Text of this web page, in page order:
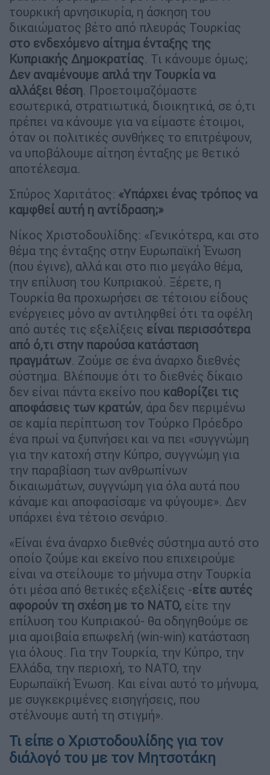
τουρκική αρνησικυρία, η άσκηση του
δικαιώματος βέτο από πλευράς Τουρκίας
στο ενδεχόμενο αίτημα ένταξης της
Κυπριακής Δημοκρατίας. Τι κάνουμε όμως;
Δεν αναμένουμε απλά την Τουρκία να
αλλάξει θέση. Προετοιμαζόμαστε
εσωτερικά, στρατιωτικά, διοικητικά, σε ό,τι
πρέπει να κάνουμε για να είμαστε έτοιμοι,
όταν οι πολιτικές συνθήκες το επιτρέψουν,
να υποβάλουμε αίτηση ένταξης με θετικό
αποτέλεσμα.
Σπύρος Χαριτάτος: «Υπάρχει ένας τρόπος να
καμφθεί αυτή η αντίδραση;»
Νίκος Χριστοδουλίδης: «Γενικότερα, και στο
θέμα της ένταξης στην Ευρωπαϊκή Ένωση
(που έγινε), αλλά και στο πιο μεγάλο θέμα,
την επίλυση του Κυπριακού. Ξέρετε, η
Τουρκία θα προχωρήσει σε τέτοιου είδους
ενέργειες μόνο αν αντιληφθεί ότι τα οφέλη
από αυτές τις εξελίξεις είναι περισσότερα
από ό,τι στην παρούσα κατάσταση
πραγμάτων. Ζούμε σε ένα άναρχο διεθνές
σύστημα. Βλέπουμε ότι το διεθνές δίκαιο
δεν είναι πάντα εκείνο που καθορίζει τις
αποφάσεις των κρατών, άρα δεν περιμένω
σε καμία περίπτωση τον Τούρκο Πρόεδρο
ένα πρωί να ξυπνήσει και να πει «συγγνώμη
για την κατοχή στην Κύπρο, συγγνώμη για
την παραβίαση των ανθρωπίνων
δικαιωμάτων, συγγνώμη για όλα αυτά που
κάναμε και αποφασίσαμε να φύγουμε». Δεν
υπάρχει ένα τέτοιο σενάριο.
«Είναι ένα άναρχο διεθνές σύστημα αυτό στο
οποίο ζούμε και εκείνο που επιχειρούμε
είναι να στείλουμε το μήνυμα στην Τουρκία
ότι μέσα από θετικές εξελίξεις -είτε αυτές
αφορούν τη σχέση με το ΝΑΤΟ, είτε την
επίλυση του Κυπριακού- θα οδηγηθούμε σε
μια αμοιβαία επωφελή (win-win) κατάσταση
για όλους. Για την Τουρκία, την Κύπρο, την
Ελλάδα, την περιοχή, το ΝΑΤΟ, την
Ευρωπαϊκή Ένωση. Και είναι αυτό το μήνυμα,
με συγκεκριμένες εισηγήσεις, που
στέλνουμε αυτή τη στιγμή».
Τι είπε ο Χριστοδουλίδης για τον
διάλογό του με τον Μητσοτάκη